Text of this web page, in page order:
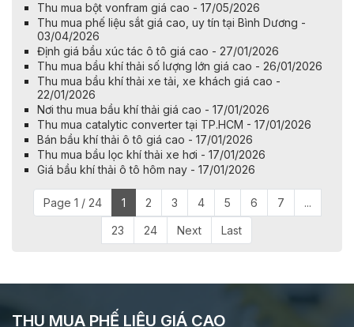
Thu mua bột vonfram giá cao - 17/05/2026
Thu mua phế liệu sắt giá cao, uy tín tại Bình Dương -
03/04/2026
Định giá bầu xúc tác ô tô giá cao - 27/01/2026
Thu mua bầu khí thải số lượng lớn giá cao - 26/01/2026
Thu mua bầu khí thải xe tải, xe khách giá cao -
22/01/2026
Nơi thu mua bầu khí thải giá cao - 17/01/2026
Thu mua catalytic converter tại TP.HCM - 17/01/2026
Bán bầu khí thải ô tô giá cao - 17/01/2026
Thu mua bầu lọc khí thải xe hơi - 17/01/2026
Giá bầu khí thải ô tô hôm nay - 17/01/2026
Page 1 / 24 1 2 3 4 5 6 7 ...
23 24 Next Last
THU MUA PHẾ LIỆU GIÁ CAO